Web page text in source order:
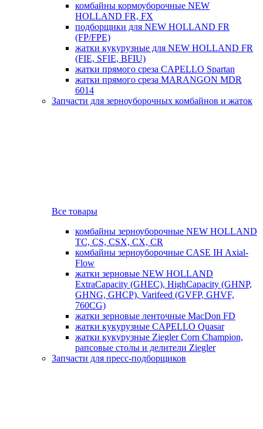
комбайны кормоуборочные NEW
HOLLAND FR, FX
подборщики для NEW HOLLAND FR
(FP/FPE)
жатки кукурузные для NEW HOLLAND FR
(FIE, SFIE, BFIU)
жатки прямого среза CAPELLO Spartan
жатки прямого среза MARANGON MDR
6014
Запчасти для зерноуборочных комбайнов и жаток
Все товары
комбайны зерноуборочные NEW HOLLAND
TC, CS, CSX, CX, CR
комбайны зерноуборочные CASE IH Axial-
Flow
жатки зерновые NEW HOLLAND
ExtraCapacity (GHEC), HighCapacity (GHNP,
GHNG, GHCP), Varifeed (GVFP, GHVF,
760CG)
жатки зерновые ленточные MacDon FD
жатки кукурузные CAPELLO Quasar
жатки кукурузные Ziegler Corn Champion,
рапсовые столы и делители Ziegler
Запчасти для пресс-подборщиков